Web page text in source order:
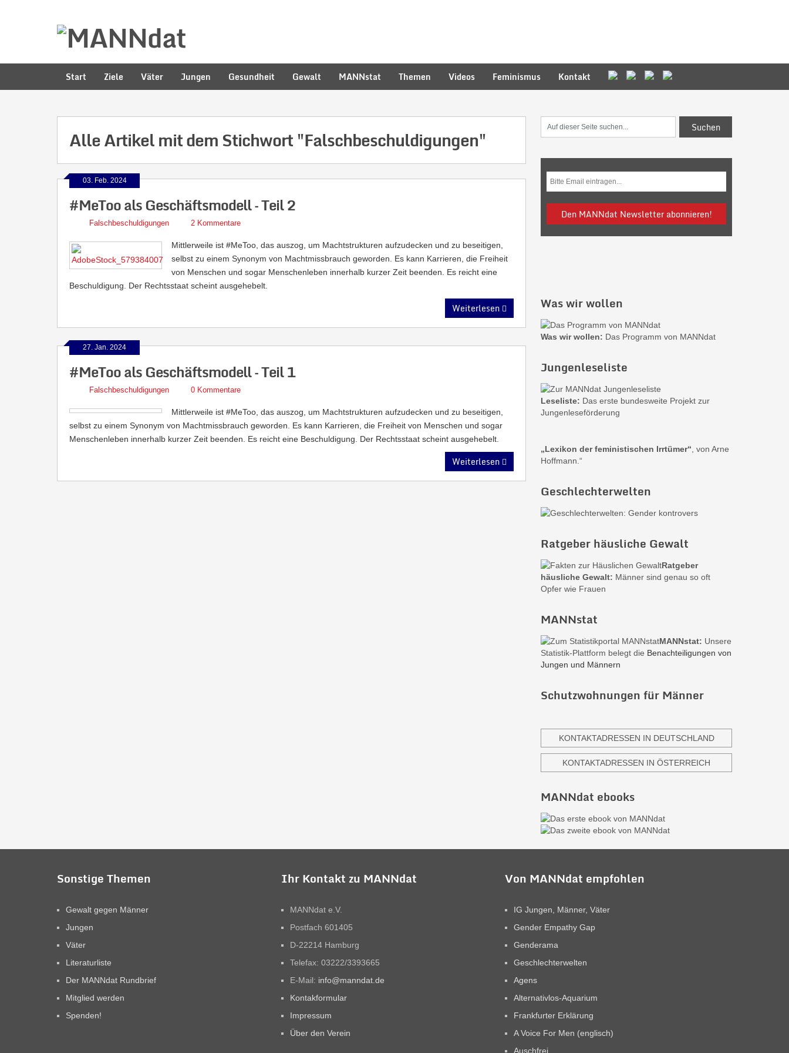
Start Ziele Väter Jungen Gesundheit Gewalt MANNstat Themen Videos Feminismus Kontakt
Alle Artikel mit dem Stichwort"Falschbeschuldigungen"
03. Feb. 2024
#MeToo als Geschäftsmodell – Teil 2
Falschbeschuldigungen 2 Kommentare
Mittlerweile ist #MeToo, das auszog, um Machtstrukturen aufzudecken und zu beseitigen,
selbst zu einem Synonym von Machtmissbrauch geworden. Es kann Karrieren, die Freiheit
von Menschen und sogar Menschenleben innerhalb kurzer Zeit beenden. Es reicht eine
Beschuldigung. Der Rechtsstaat scheint ausgehebelt.
Weiterlesen
27. Jan. 2024
#MeToo als Geschäftsmodell – Teil 1
Falschbeschuldigungen 0 Kommentare
Mittlerweile ist #MeToo, das auszog, um Machtstrukturen aufzudecken und zu beseitigen,
selbst zu einem Synonym von Machtmissbrauch geworden. Es kann Karrieren, die Freiheit von Menschen und sogar
Menschenleben innerhalb kurzer Zeit beenden. Es reicht eine Beschuldigung. Der Rechtsstaat scheint ausgehebelt.
Weiterlesen
Was wir wollen
Was wir wollen: Das Programm von MANNdat
Jungenleseliste
Leseliste: Das erste bundesweite Projekt zur
Jungenleseförderung
„Lexikon der feministischen Irrtümer“ , von Arne
Hoffmann.“
Geschlechterwelten
Ratgeber häusliche Gewalt
Ratgeber
häusliche Gewalt: Männer sind genau so oft
Opfer wie Frauen
MANNstat
MANNstat: Unsere
Statistik-Plattform belegt die Benachteiligungen von
Jungen und Männern
Schutzwohnungen für Männer
KONTAKTADRESSEN IN DEUTSCHLAND
KONTAKTADRESSEN IN ÖSTERREICH
MANNdat ebooks
Sonstige Themen
Gewalt gegen Männer
Jungen
Väter
Literaturliste
Der MANNdat Rundbrief
Mitglied werden
Spenden!
Ihr Kontakt zu MANNdat
MANNdat e.V.
Postfach 601405
D-22214 Hamburg
Telefax: 03222/3393665
E-Mail: info@manndat.de
Kontakformular
Impressum
Über den Verein
Von MANNdat empfohlen
IG Jungen, Männer, Väter
Gender Empathy Gap
Genderama
Geschlechterwelten
Agens
Alternativlos-Aquarium
Frankfurter Erklärung
A Voice For Men (englisch)
Auschfrei